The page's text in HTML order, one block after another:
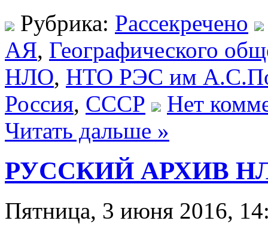
Рубрика: Рассекречено
АЯ, Географического
НЛО, НТО РЭС им
Россия, СССР
Нет
Читать дальше »
РУССКИЙ АРХИВ
Пятница, 3 июня 2016,